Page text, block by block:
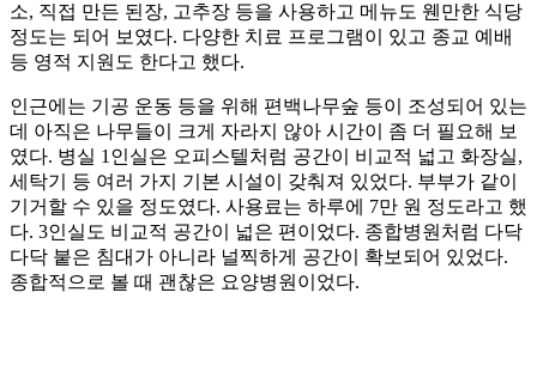
소, 직접 만든 된장, 고추장 등을 사용하고 메뉴도 웬만한 식당
정도는 되어 보였다. 다양한 치료 프로그램이 있고 종교 예배
등 영적 지원도 한다고 했다.
인근에는 기공 운동 등을 위해 편백나무숲 등이 조성되어 있는
데 아직은 나무들이 크게 자라지 않아 시간이 좀 더 필요해 보
였다. 병실 1인실은 오피스텔처럼 공간이 비교적 넓고 화장실,
세탁기 등 여러 가지 기본 시설이 갖춰져 있었다. 부부가 같이
기거할 수 있을 정도였다. 사용료는 하루에 7만 원 정도라고 했
다. 3인실도 비교적 공간이 넓은 편이었다. 종합병원처럼 다닥
다닥 붙은 침대가 아니라 널찍하게 공간이 확보되어 있었다.
종합적으로 볼 때 괜찮은 요양병원이었다.